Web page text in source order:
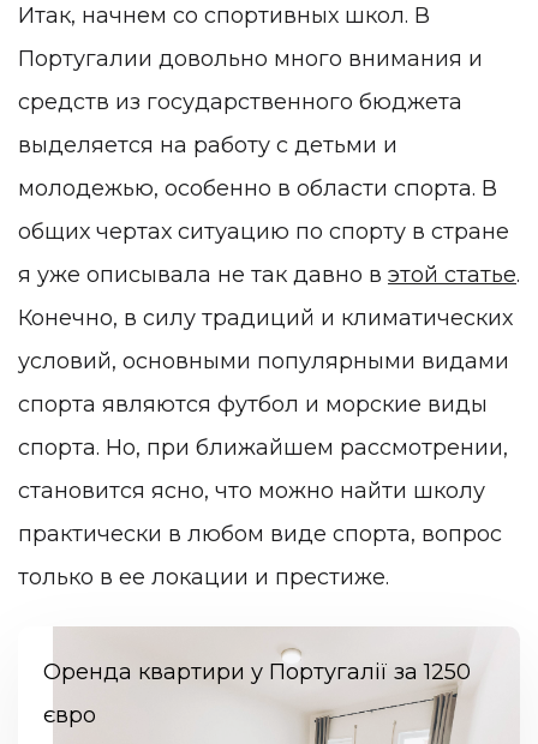
Итак, начнем со спортивных школ. В
Португалии довольно много внимания и
средств из государственного бюджета
выделяется на работу с детьми и
молодежью, особенно в области спорта. В
общих чертах ситуацию по спорту в стране
я уже описывала не так давно в этой статье.
Конечно, в силу традиций и климатических
условий, основными популярными видами
спорта являются футбол и морские виды
спорта. Но, при ближайшем рассмотрении,
становится ясно, что можно найти школу
практически в любом виде спорта, вопрос
только в ее локации и престиже.
Оренда квартири у Португалії за 1250
євро